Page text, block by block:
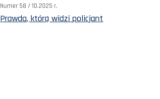
Numer 58 / 10.2025 r.
Prawda, którą widzi policjant